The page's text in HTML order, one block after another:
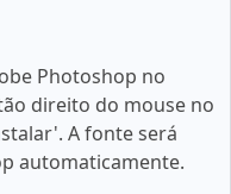
Photoshop no
direito do mouse no
A fonte será
automaticamente.